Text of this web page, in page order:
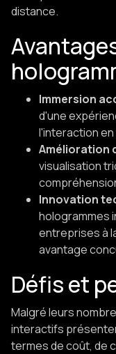
distance. ​
Immersion
d'une
l'interaction en
Amélioration
visualisation
Innovation
hologrammes
entreprises à
avantage
Défis et
Malgré leurs
interactifs
termes de coût, de